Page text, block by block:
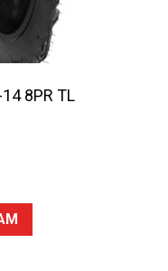
8PR TL